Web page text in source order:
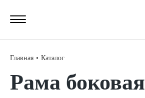
Главная Каталог
Рама боковая